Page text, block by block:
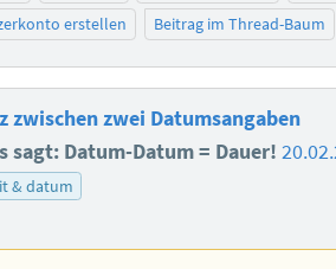
erstellen
Beitrag im Thread-Baum
zwischen zwei Datumsangaben
sagt: Datum-Datum = Dauer!
& datum